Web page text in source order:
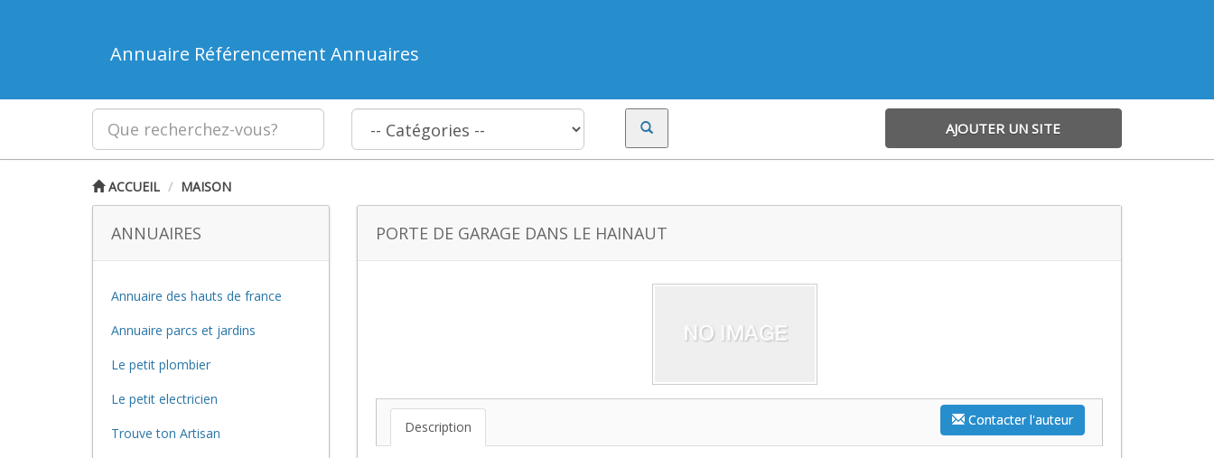
Annuaire Référencement Annuaires
AJOUTER UN SITE
ACCUEIL MAISON
ANNUAIRES
Annuaire des hauts de france
Annuaire parcs et jardins
Le petit plombier
Le petit electricien
Trouve ton Artisan
PORTE DE GARAGE DANS LE HAINAUT
Contacter l'auteur
Description